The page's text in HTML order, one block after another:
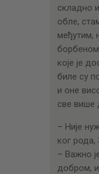
складно
обле,
међутим,
које је
биле су
и оне
све више
– Није
ког
– Важно
добром,